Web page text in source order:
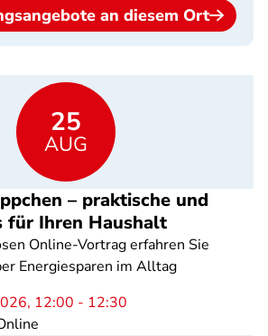
an diesem Ort
25
AUG
– praktische und
für Ihren Haushalt
Online-Vortrag erfahren Sie
Energiesparen im Alltag
12:00 - 12:30